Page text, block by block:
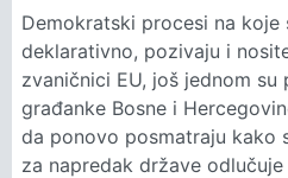
Demokratski procesi na koje
deklarativno, pozivaju i
zvaničnici EU, još jednom su
građanke Bosne i
da ponovo posmatraju kako
za napredak države